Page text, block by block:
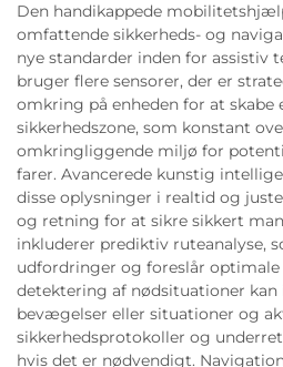
Den handikappede
omfattende sikkerheds- og
nye standarder inden for assistiv
bruger flere sensorer, der er
omkring på enheden for at skabe
sikkerhedszone, som konstant
omkringliggende miljø for
farer. Avancerede kunstig
disse oplysninger i realtid og
og retning for at sikre sikkert
inkluderer prediktiv ruteanalyse,
udfordringer og foreslår
detektering af nødsituationer
bevægelser eller situationer og
sikkerhedsprotokoller og
hvis det er nødvendigt.